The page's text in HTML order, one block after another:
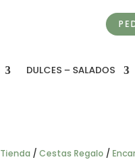
DULCES – SALADOS
Tienda / Cestas Regalo /